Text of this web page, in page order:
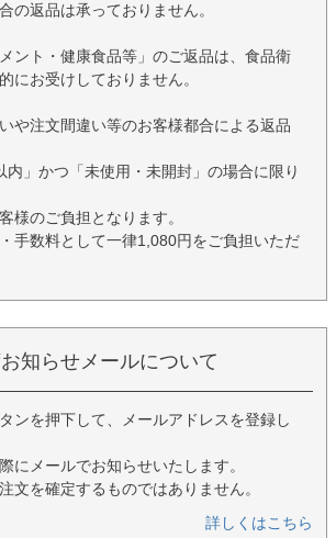
の返品は承っておりません。
ント・健康食品等」のご返品は、食品衛
にお受けしておりません。
や注文間違い等のお客様都合による返品
内」かつ「未使用・未開封」の場合に限り
様のご負担となります。
手数料として一律1,080円をご負担いただ
知らせメールについて
ンを押下して、メールアドレスを登録し
にメールでお知らせいたします。
文を確定するものではありません。
詳しくはこちら